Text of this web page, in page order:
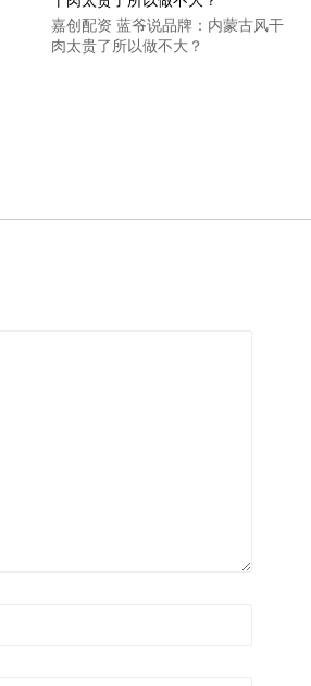
嘉创配资 蓝爷说品牌：内蒙古风干
肉太贵了所以做不大？